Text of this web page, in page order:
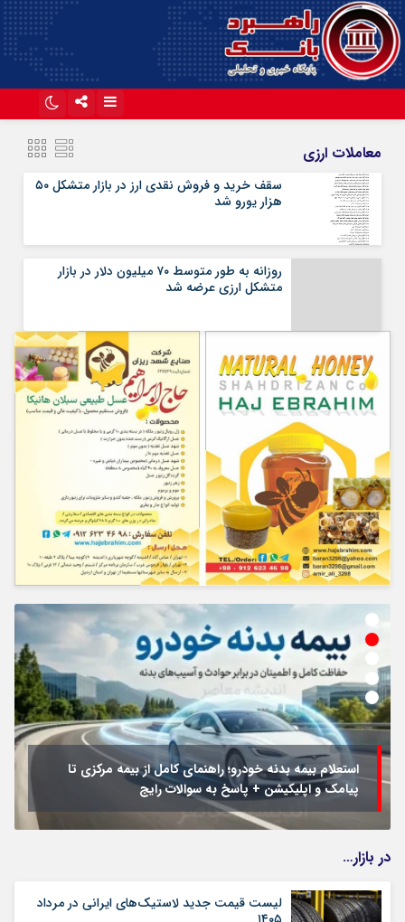
آپارات
معاملات ارزی
سقف خرید و فروش نقدی ارز در بازار متشکل ۵۰
هزار یورو شد
روزانه به طور متوسط ۷۰ میلیون دلار در بازار
متشکل ارزی عرضه شد
استعلام بیمه بدنه خودرو؛ راهنمای کامل از بیمه مرکزی تا
پیامک و اپلیکیشن + پاسخ به سوالات رایج
در بازار…
لیست قیمت جدید لاستیک‌های ایرانی در مرداد